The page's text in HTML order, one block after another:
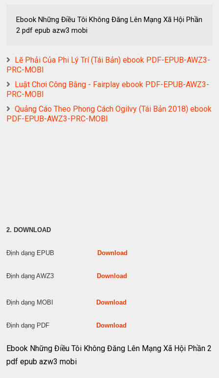
Ebook Những Điều Tôi Không Đăng Lên Mạng Xã Hội Phần
2 pdf epub azw3 mobi
Lẽ Phải Của Phi Lý Trí (Tái Bản) ebook PDF-EPUB-AWZ3-
PRC-MOBI
Luật Chơi Công Bằng - Fairplay ebook PDF-EPUB-AWZ3-
PRC-MOBI
Quảng Cáo Theo Phong Cách Ogilvy (Tái Bản 2018) ebook
PDF-EPUB-AWZ3-PRC-MOBI
2. DOWNLOAD
Định dạng EPUBDownload
Định dạng AWZ3Download
Định dạng MOBIDownload
Định dạng PDFDownload
Ebook Những Điều Tôi Không Đăng Lên Mạng Xã Hội Phần 2
pdf epub azw3 mobi